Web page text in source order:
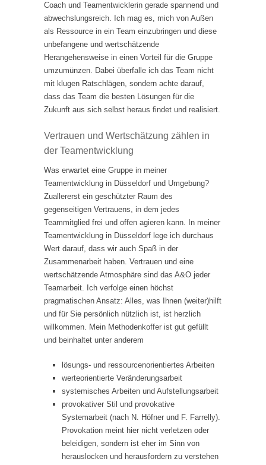
Coach und Teamentwicklerin gerade spannend und
abwechslungsreich. Ich mag es, mich von Außen
als Ressource in ein Team einzubringen und diese
unbefangene und wertschätzende
Herangehensweise in einen Vorteil für die Gruppe
umzumünzen. Dabei überfalle ich das Team nicht
mit klugen Ratschlägen, sondern achte darauf,
dass das Team die besten Lösungen für die
Zukunft aus sich selbst heraus findet und realisiert.
Vertrauen und Wertschätzung zählen in
der Teamentwicklung
Was erwartet eine Gruppe in meiner
Teamentwicklung in Düsseldorf und Umgebung?
Zuallererst ein geschützter Raum des
gegenseitigen Vertrauens, in dem jedes
Teammitglied frei und offen agieren kann. In meiner
Teamentwicklung in Düsseldorf lege ich durchaus
Wert darauf, dass wir auch Spaß in der
Zusammenarbeit haben. Vertrauen und eine
wertschätzende Atmosphäre sind das A&O jeder
Teamarbeit. Ich verfolge einen höchst
pragmatischen Ansatz: Alles, was Ihnen (weiter)hilft
und für Sie persönlich nützlich ist, ist herzlich
willkommen. Mein Methodenkoffer ist gut gefüllt
und beinhaltet unter anderem
lösungs- und ressourcenorientiertes Arbeiten
werteorientierte Veränderungsarbeit
systemisches Arbeiten und Aufstellungsarbeit
provokativer Stil und provokative
Systemarbeit (nach N. Höfner und F. Farrelly).
Provokation meint hier nicht verletzen oder
beleidigen, sondern ist eher im Sinn von
herauslocken und herausfordern zu verstehen